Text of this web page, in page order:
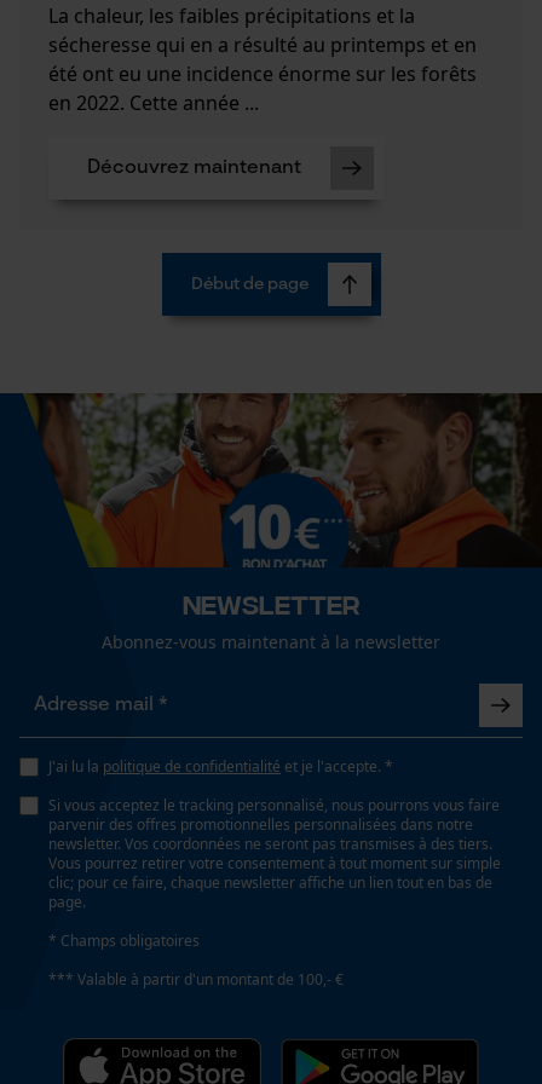
La chaleur, les faibles précipitations et la
sécheresse qui en a résulté au printemps et en
été ont eu une incidence énorme sur les forêts
en 2022. Cette année ...
Découvrez maintenant
Début de page
Newsletter
Abonnez-vous maintenant à la newsletter
J'ai lu la politique de confidentialité et je l'accepte. *
Si vous acceptez le tracking personnalisé, nous pourrons vous faire
parvenir des offres promotionnelles personnalisées dans notre
newsletter. Vos coordonnées ne seront pas transmises à des tiers.
Vous pourrez retirer votre consentement à tout moment sur simple
clic; pour ce faire, chaque newsletter affiche un lien tout en bas de
page.
* Champs obligatoires
*** Valable à partir d'un montant de 100,- €
Cookies statistiques
Fact-Finder Tracking
fonctionnalité
Loop54 Personalization
Page d'accueil personnalisée
Cookies marketing
Microsoft Advertising Universal
Event Tracking